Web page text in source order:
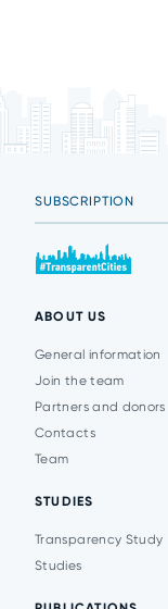
ABOUT US
General information
Join the team
Partners and donors
Contacts
Team
STUDIES
Transparency Study
Studies